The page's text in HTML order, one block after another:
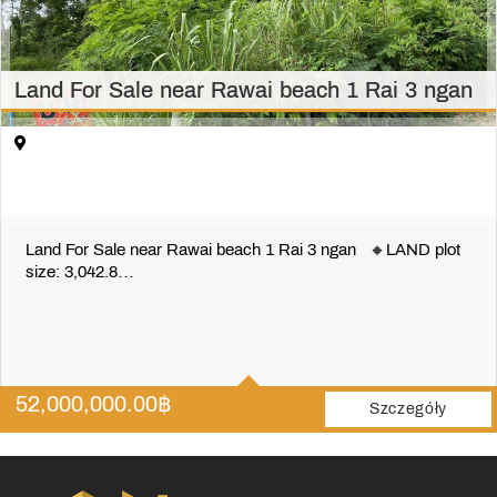
Land For Sale near Rawai beach 1 Rai 3 ngan
52,000,000.00฿
Land For Sale near Rawai beach 1 Rai 3 ngan 🔸LAND plot
size: 3,042.8…
Szczegóły